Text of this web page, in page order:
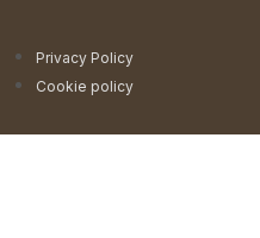
Privacy Policy
Cookie policy